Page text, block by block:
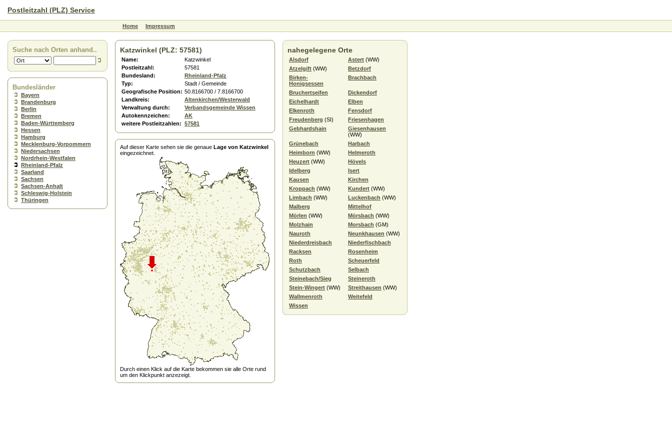
Postleitzahl (PLZ) Service
Home Impressum
Suche nach Orten anhand..
Bundesländer
Bayern
Brandenburg
Berlin
Bremen
Baden-Württemberg
Hessen
Hamburg
Mecklenburg-Vorpommern
Niedersachsen
Nordrhein-Westfalen
Rheinland-Pfalz
Saarland
Sachsen
Sachsen-Anhalt
Schleswig-Holstein
Thüringen
Katzwinkel (PLZ: 57581)
Name:
Katzwinkel
Postleitzahl:
57581
Bundesland:
Rheinland-Pfalz
Typ:
Stadt / Gemeinde
Geografische Position: 50.8166700 / 7.8166700
Landkreis:
Altenkirchen/Westerwald
Verwaltung durch:
Verbandsgemeinde Wissen
Autokennzeichen:
AK
weitere Postleitzahlen: 57581
Auf dieser Karte sehen sie die genaue Lage von Katzwinkel
eingezeichnet.
Durch einen Klick auf die Karte bekommen sie alle Orte rund
um den Klickpunkt anzezeigt.
nahegelegene Orte
Alsdorf Astert (WW)
Atzelgift (WW)
Betzdorf
Birken-
Honigsessen
Brachbach
Bruchertseifen
Dickendorf
Eichelhardt
Elben
Elkenroth
Fensdorf
Freudenberg (SI)
Friesenhagen
Gebhardshain
Giesenhausen
(WW)
Grünebach
Harbach
Heimborn (WW)
Helmeroth
Heuzert (WW)
Hövels
Idelberg
Isert
Kausen
Kirchen
Kroppach (WW) Kundert (WW)
Limbach (WW) Luckenbach (WW)
Malberg
Mittelhof
Mörlen (WW) Mörsbach (WW)
Molzhain
Morsbach (GM)
Nauroth
Neunkhausen (WW)
Niederdreisbach
Niederfischbach
Racksen
Rosenheim
Roth
Scheuerfeld
Schutzbach
Selbach
Steinebach/Sieg
Steineroth
Stein-Wingert (WW) Streithausen (WW)
Wallmenroth
Weitefeld
Wissen